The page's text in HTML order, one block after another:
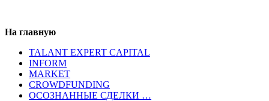
На главную
TALANT EXPERT CAPITAL
INFORM
MARKET
CROWDFUNDING
ОСОЗНАННЫЕ СДЕЛКИ …